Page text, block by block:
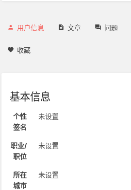
用户信息 文章 问题
收藏
基本信息
个性
签名
未设置
职业/
职位
未设置
所在
城市
未设置